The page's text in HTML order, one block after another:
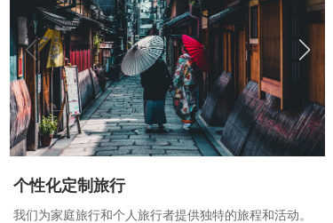
个性化定制旅行
我们为家庭旅行和个人旅行者提供独特的旅程和活动。